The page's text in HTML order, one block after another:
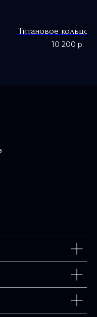
Титановое кольцо
10 200 р.